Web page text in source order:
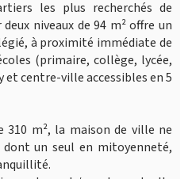
les plus recherchés de
niveaux de 94 m² offre un
à proximité immédiate de
(primaire, collège, lycée,
centre-ville accessibles en 5
310 m², la maison de ville ne
un seul en mitoyenneté,